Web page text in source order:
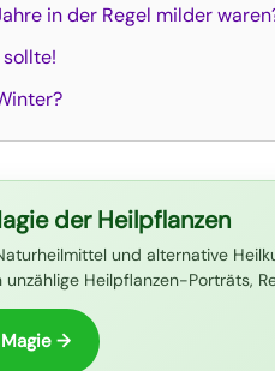
in der Regel milder
der Heilpflanzen
und alternative
Heilpflanzen-Porträts,
→